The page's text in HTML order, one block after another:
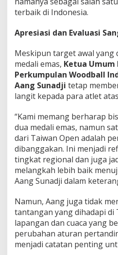
terbaik di Indonesia.
Apresiasi dan Evaluasi
Meskipun target awal yang
medali emas, Ketua Umum
Perkumpulan Woodball
Aang Sunadji tetap
langit kepada para atlet
“Kami memang berharap
dua medali emas, namun
dari Taiwan Open adalah
dibanggakan. Ini menjadi
tingkat regional dan juga
melangkah lebih baik
Aang Sunadji dalam
Namun, Aang juga tidak
tantangan yang dihadapi di
lapangan dan cuaca yang
perubahan aturan
menjadi catatan penting